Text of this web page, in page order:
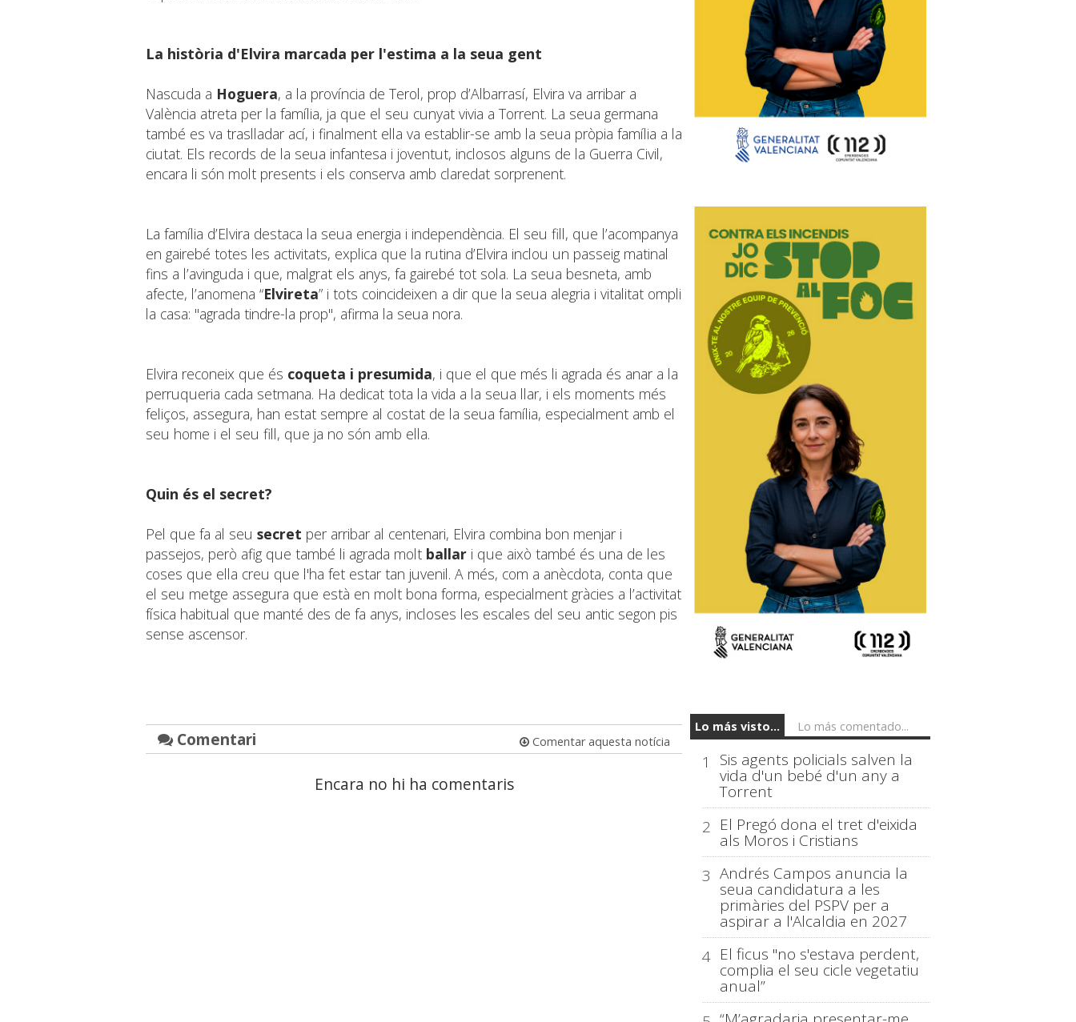
La història d'Elvira marcada per l'estima a la seua gent
Nascuda a Hoguera, a la província de Terol, prop d’Albarrasí, Elvira va arribar a
València atreta per la família, ja que el seu cunyat vivia a Torrent. La seua germana
també es va traslladar ací, i finalment ella va establir-se amb la seua pròpia família a la
ciutat. Els records de la seua infantesa i joventut, inclosos alguns de la Guerra Civil,
encara li són molt presents i els conserva amb claredat sorprenent.
La família d’Elvira destaca la seua energia i independència. El seu fill, que l’acompanya
en gairebé totes les activitats, explica que la rutina d’Elvira inclou un passeig matinal
fins a l’avinguda i que, malgrat els anys, fa gairebé tot sola. La seua besneta, amb
afecte, l’anomena “Elvireta” i tots coincideixen a dir que la seua alegria i vitalitat ompli
la casa: "agrada tindre-la prop", afirma la seua nora.
Elvira reconeix que és coqueta i presumida, i que el que més li agrada és anar a la
perruqueria cada setmana. Ha dedicat tota la vida a la seua llar, i els moments més
feliços, assegura, han estat sempre al costat de la seua família, especialment amb el
seu home i el seu fill, que ja no són amb ella.
Quin és el secret?
Pel que fa al seu secret per arribar al centenari, Elvira combina bon menjar i
passejos, però afig que també li agrada molt ballar i que això també és una de les
coses que ella creu que l'ha fet estar tan juvenil. A més, com a anècdota, conta que
el seu metge assegura que està en molt bona forma, especialment gràcies a l’activitat
física habitual que manté des de fa anys, incloses les escales del seu antic segon pis
sense ascensor.
Comentari Comentar aquesta notícia
Encara no hi ha comentaris
Lo más visto... Lo más comentado...
1 Sis agents policials salven la
vida d'un bebé d'un any a
Torrent
2 El Pregó dona el tret d'eixida
als Moros i Cristians
3 Andrés Campos anuncia la
seua candidatura a les
primàries del PSPV per a
aspirar a l'Alcaldia en 2027
4 El ficus "no s'estava perdent,
complia el seu cicle vegetatiu
anual”